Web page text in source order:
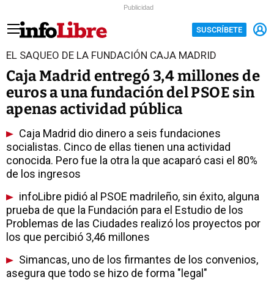
Publicidad
SUSCRÍBETE
EL SAQUEO DE LA FUNDACIÓN CAJA MADRID
Caja Madrid entregó 3,4 millones de
euros a una fundación del PSOE sin
apenas actividad pública
Caja Madrid dio dinero a seis fundaciones
socialistas. Cinco de ellas tienen una actividad
conocida. Pero fue la otra la que acaparó casi el 80%
de los ingresos
infoLibre pidió al PSOE madrileño, sin éxito, alguna
prueba de que la Fundación para el Estudio de los
Problemas de las Ciudades realizó los proyectos por
los que percibió 3,46 millones
Simancas, uno de los firmantes de los convenios,
asegura que todo se hizo de forma "legal"